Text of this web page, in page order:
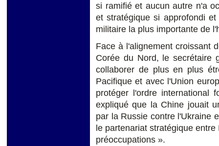
si ramifié et aucun autre n'a
et stratégique si approfondi
militaire la plus importante de
Face à l'alignement croissant
Corée du Nord, le secrétaire
collaborer de plus en plus
Pacifique et avec l'Union
protéger l'ordre international
expliqué que la Chine jouait
par la Russie contre l'Ukraine
le partenariat stratégique
préoccupations ».